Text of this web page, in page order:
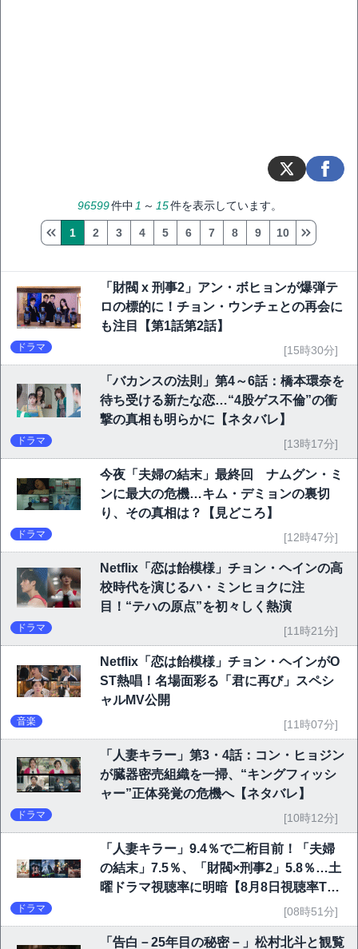
96599件中 1 ～ 15件を表示しています。
1 2 3 4 5 6 7 8 9 10
「財閥 x 刑事2」アン・ボヒョンが爆弾テ
ロの標的に！チョン・ウンチェとの再会に
も注目【第1話第2話】
ドラマ [15時30分]
「バカンスの法則」第4～6話：橋本環奈を
待ち受ける新たな恋…“4股ゲス不倫”の衝
撃の真相も明らかに【ネタバレ】
ドラマ [13時17分]
今夜「夫婦の結末」最終回 ナムグン・ミ
ンに最大の危機…キム・デミョンの裏切
り、その真相は？【見どころ】
ドラマ [12時47分]
Netflix「恋は飴模様」チョン・ヘインの高
校時代を演じるハ・ミンヒョクに注
目！“テハの原点”を初々しく熱演
ドラマ [11時21分]
Netflix「恋は飴模様」チョン・ヘインがO
ST熱唱！名場面彩る「君に再び」スペシ
ャルMV公開
音楽 [11時07分]
「人妻キラー」第3・4話：コン・ヒョジン
が臓器密売組織を一掃、“キングフィッシ
ャー”正体発覚の危機へ【ネタバレ】
ドラマ [10時12分]
「人妻キラー」9.4％で二桁目前！「夫婦
の結末」7.5％、「財閥×刑事2」5.8％…土
曜ドラマ視聴率に明暗【8月8日視聴率TO
ドラマ [08時51分]
「告白－25年目の秘密－」松村北斗と観覧